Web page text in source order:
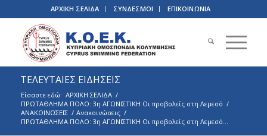
ΑΡΧΙΚΗ ΣΕΛΙΔΑ ΣΥΝΔΕΣΜΟΙ ΕΠΙΚΟΙΝΩΝΙΑ
ΤΕΛΕΥΤΑΙΕΣ ΕΙΔΗΣΕΙΣ
Είσαστε εδώ: ΑΡΧΙΚΗ ΣΕΛΙΔΑ /
ΠΡΩΤΑΘΛΗΜΑ ΠΟΛΟ: 3η ΑΓΩΝΙΣΤΙΚΗ Οι προβολείς στη Λεμεσό /
ΑΝΑΚΟΙΝΩΣΕΙΣ / Ανακοινώσεις /
ΠΡΩΤΑΘΛΗΜΑ ΠΟΛΟ: 3η ΑΓΩΝΙΣΤΙΚΗ Οι προβολείς στη Λεμεσό...